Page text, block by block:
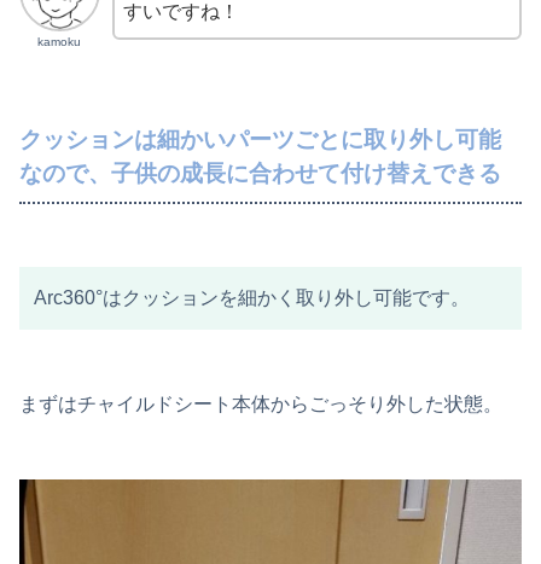
kamoku
すいですね！
クッションは細かいパーツごとに取り外し可能
なので、子供の成長に合わせて付け替えできる
Arc360°はクッションを細かく取り外し可能です。
まずはチャイルドシート本体からごっそり外した状態。